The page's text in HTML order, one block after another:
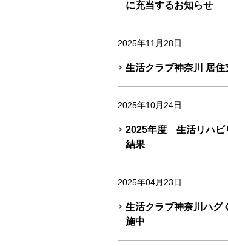
に充当するお知らせ
2025年11月28日
生活クラブ神奈川 居
2025年10月24日
2025年度 生活リハビ
結果
2025年04月23日
生活クラブ神奈川ハグ
施中